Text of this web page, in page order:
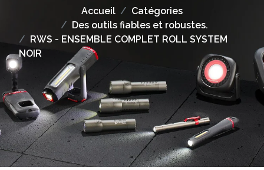
Accueil
Catégories
Des outils fiables et robustes.
RWS - ENSEMBLE COMPLET ROLL SYSTEM
NOIR